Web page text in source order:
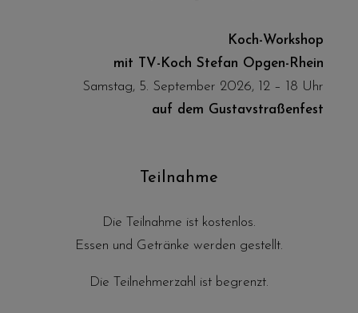
Koch-Workshop
mit TV-Koch Stefan Opgen-Rhein
Samstag, 5. September 2026, 12 – 18 Uhr
auf dem Gustavstraßenfest
Teilnahme
Die Teilnahme ist kostenlos.
Essen und Getränke werden gestellt.
Die Teilnehmerzahl ist begrenzt.